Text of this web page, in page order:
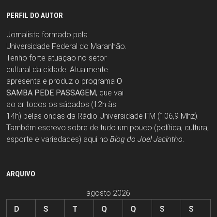
PERFIL DO AUTOR
Jornalista formado pela
Universidade Federal do Maranhão.
Tenho forte atuação no setor
cultural da cidade. Atualmente
apresenta e produz o programa O
SAMBA PEDE PASSAGEM, que vai
ao ar todos os sábados (12h às
14h) pelas ondas da Rádio Universidade FM (106,9 Mhz).
Também escrevo sobre de tudo um pouco (política, cultura,
esporte e variedades) aqui no Blog do Joel Jacintho.
ARQUIVO
agosto 2026
D
S T Q Q S S